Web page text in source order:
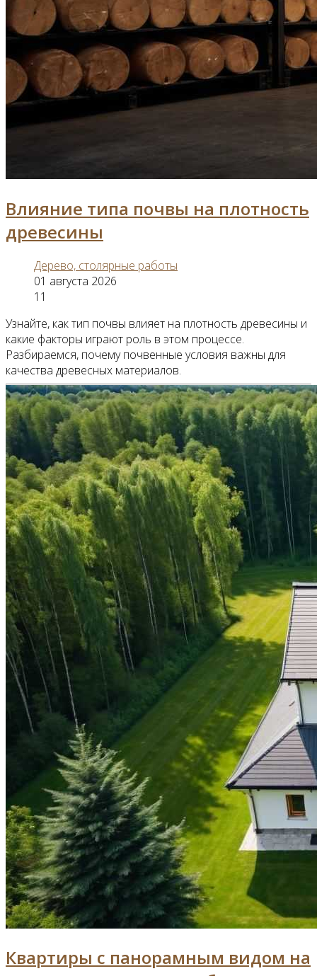
Влияние типа почвы на плотность
древесины
Дерево, столярные работы
01 августа 2026
11
Узнайте, как тип почвы влияет на плотность древесины и
какие факторы играют роль в этом процессе.
Разбираемся, почему почвенные условия важны для
качества древесных материалов.
Квартиры с панорамным видом на